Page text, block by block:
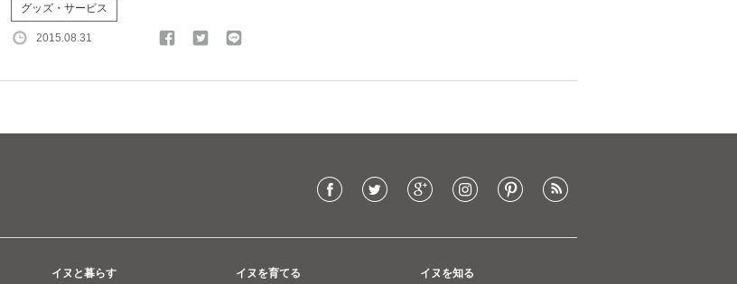
グッズ・サービス
2015.08.31
イヌと暮らす イヌを育てる イヌを知る